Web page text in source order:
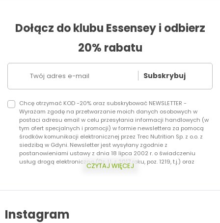
Dołącz do klubu Essensey i odbierz
20% rabatu
Subskrybuj
Chcę otrzymać KOD -20% oraz subskrybować NEWSLETTER -
Wyrażam zgodę na przetwarzanie moich danych osobowych w
postaci adresu email w celu przesyłania informacji handlowych (w
tym ofert specjalnych i promocji) w formie newslettera za pomocą
środków komunikacji elektronicznej przez Trec Nutrition Sp. z o.o. z
siedzibą w Gdyni. Newsletter jest wysyłany zgodnie z
postanowieniami ustawy z dnia 18 lipca 2002 r. o świadczeniu
usług drogą elektroniczną (Dz. U. z 2017 roku, poz. 1219, t.j.) oraz
ustawy z dnia 16 lipca 2004 r. Prawo telekomunikacyjne (Dz.U. z 2017
CZYTAJ WIĘCEJ
Instagram